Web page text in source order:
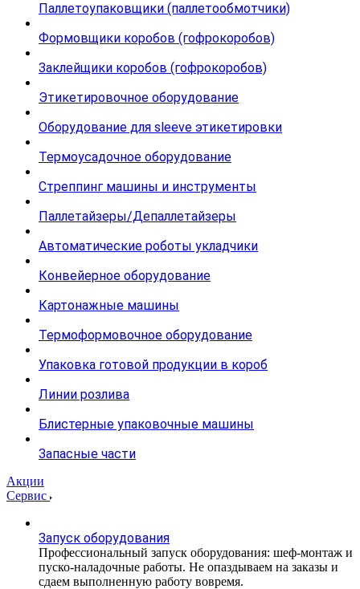
Паллетоупаковщики (паллетообмотчики)
Формовщики коробов (гофрокоробов)
Заклейщики коробов (гофрокоробов)
Этикетировочное оборудование
Оборудование для sleeve этикетировки
Термоусадочное оборудование
Стреппинг машины и инструменты
Паллетайзеры/Депаллетайзеры
Автоматические роботы укладчики
Конвейерное оборудование
Картонажные машины
Термоформовочное оборудование
Упаковка готовой продукции в короб
Линии розлива
Блистерные упаковочные машины
Запасные части
Акции
Сервис
Запуск оборудования
Профессиональный запуск оборудования: шеф-монтаж и
пуско-наладочные работы. Не опаздываем на заказы и
сдаем выполненную работу вовремя.